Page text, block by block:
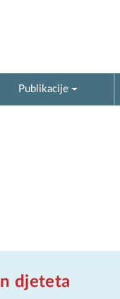
Publikacije
djeteta